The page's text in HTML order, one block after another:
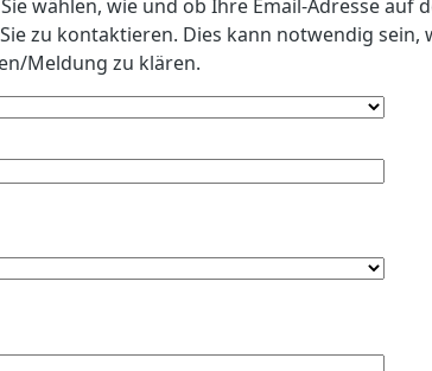
wählen, wie und ob Ihre Email-Adresse auf
zu kontaktieren. Dies kann notwendig sein,
Meldung zu klären.